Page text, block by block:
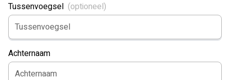
Tussenvoegsel
Achternaam